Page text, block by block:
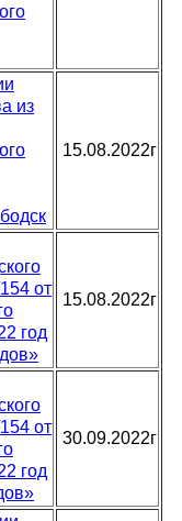
из
15.08.2022г
от
год
15.08.2022г
от
год
30.09.2022г